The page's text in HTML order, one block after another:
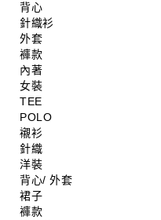
背心
針織衫
外套
褲款
內著
女裝
TEE
POLO
襯衫
針織
洋裝
背心/ 外套
裙子
褲款